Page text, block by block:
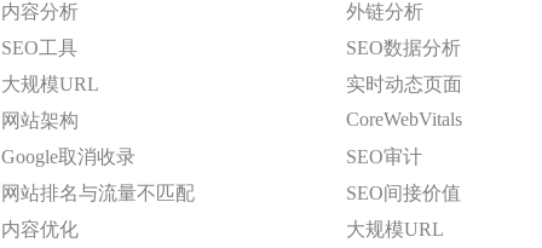
内容分析 外链分析
SEO工具 SEO数据分析
大规模URL 实时动态页面
网站架构 CoreWebVitals
Google取消收录 SEO审计
网站排名与流量不匹配 SEO间接价值
内容优化 大规模URL